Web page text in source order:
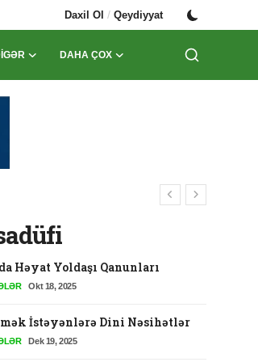
Daxil Ol / Qeydiyyat
DAHA ÇOX
Həyat Yoldaşı Qanunları
Okt 18, 2025
İstəyənlərə Dini Nəsihətlər
Dek 19, 2025